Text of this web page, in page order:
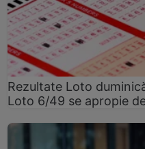
Rezultate Loto
Loto 6/49 se apropie